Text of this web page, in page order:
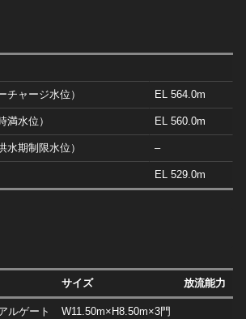
チャージ水位） EL 564.0m
満水位） EL 560.0m
水期制限水位） –
EL 529.0m
サイズ 放流能力
ルゲート W11.50m×H8.50m×3門